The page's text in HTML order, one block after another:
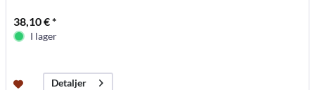
38,10 € *
I lager
Detaljer